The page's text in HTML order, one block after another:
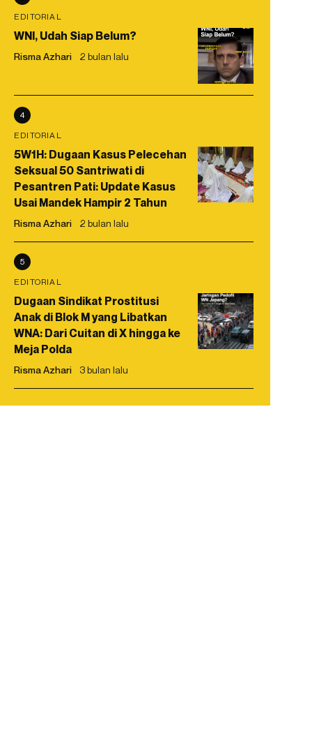
EDITORIAL
WNI, Udah Siap Belum?
Risma Azhari 2 bulan lalu
4
EDITORIAL
5W1H: Dugaan Kasus Pelecehan
Seksual 50 Santriwati di
Pesantren Pati: Update Kasus
Usai Mandek Hampir 2 Tahun
Risma Azhari 2 bulan lalu
5
EDITORIAL
Dugaan Sindikat Prostitusi
Anak di Blok M yang Libatkan
WNA: Dari Cuitan di X hingga ke
Meja Polda
Risma Azhari 3 bulan lalu